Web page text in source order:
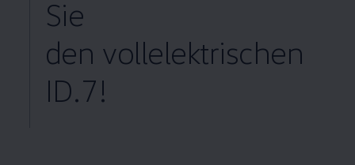
Sie
den vollelektrischen
ID.7!